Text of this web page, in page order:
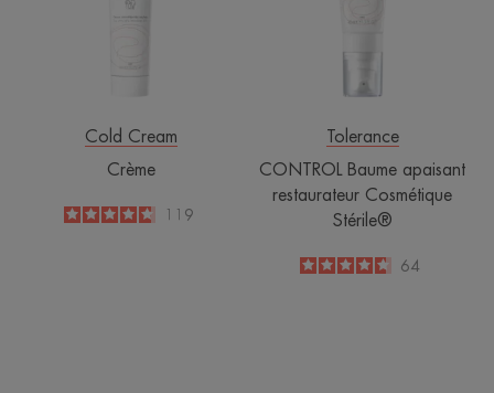
Cold Cream
Crème
4.7
/5119
Tolerance
CONTROL Baume apaisant
restaurateur Cosmétique
Stérile®
4.7
/
5
64